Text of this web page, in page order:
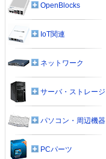
OpenBlocks
IoT関連
ネットワーク
サーバ・ストレージ
パソコン・周辺機器
PCパーツ